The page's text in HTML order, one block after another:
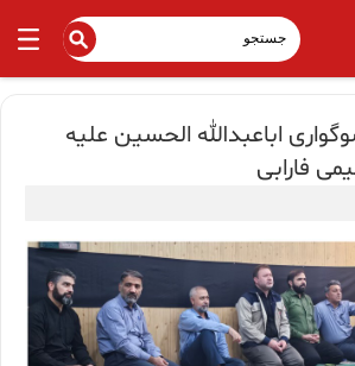
اباعبدالله الحسین علیه
فارابی